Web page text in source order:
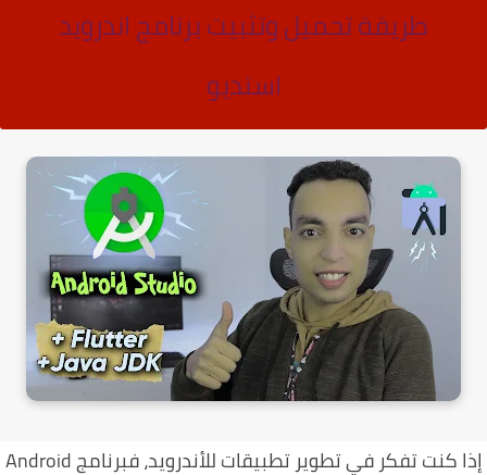
طريقة تحميل وتثبيت برنامج اندرويد
استديو
إذا كنت تفكر في تطوير تطبيقات للأندرويد، فبرنامج Android